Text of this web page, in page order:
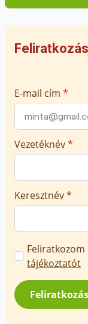
E-mail cím *
Vezetéknév*
Keresztnév*
Marketing
üzenetek
jóváhagyása
*
tájékoztatót
Feliratkozás